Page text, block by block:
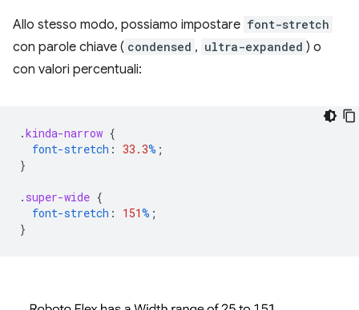
Allo stesso modo, possiamo impostare font-stretch
con parole chiave ( condensed , ultra-expanded ) o
con valori percentuali:
.kinda-narrow {
font-stretch : 33.3% ;
}
. super-wide {
font-stretch : 151% ;
}